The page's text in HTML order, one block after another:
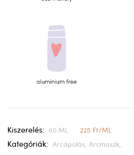
Kiszerelés: 60 ML 225 Ft/ML
Kategóriák: Arcápolás, Arcmaszk,